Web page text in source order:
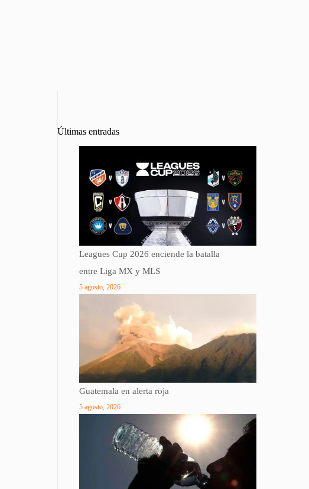
Últimas entradas
Leagues Cup 2026 enciende la batalla
entre Liga MX y MLS
5 agosto, 2026
Guatemala en alerta roja
5 agosto, 2026